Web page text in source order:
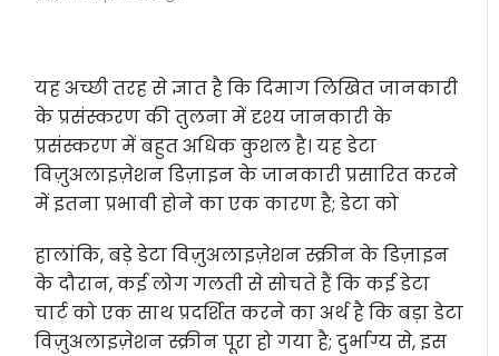
यह अच्छी तरह से ज्ञात है कि दिमाग लिखित जानकारी
के प्रसंस्करण की तुलना में दृश्य जानकारी के
प्रसंस्करण में बहुत अधिक कुशल है। यह डेटा
विज़ुअलाइज़ेशन डिज़ाइन के जानकारी प्रसारित करने
में इतना प्रभावी होने का एक कारण है; डेटा को
हालांकि, बड़े डेटा विज़ुअलाइज़ेशन स्क्रीन के डिज़ाइन
के दौरान, कई लोग गलती से सोचते हैं कि कई डेटा
चार्ट को एक साथ प्रदर्शित करने का अर्थ है कि बड़ा डेटा
विज़ुअलाइज़ेशन स्क्रीन पूरा हो गया है; दुर्भाग्य से, इस